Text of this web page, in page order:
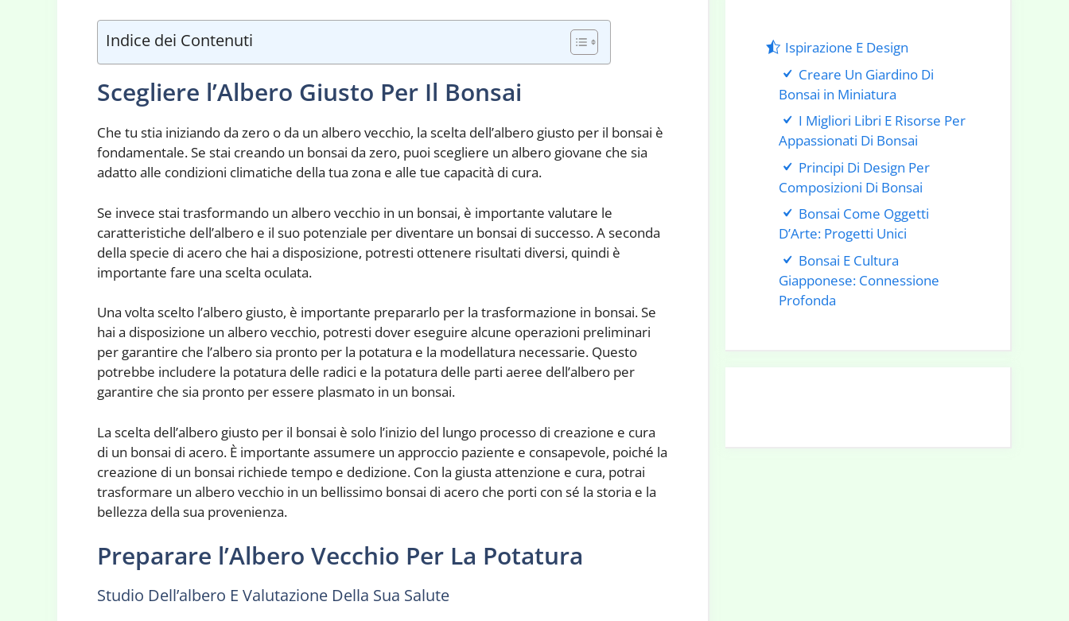
Indice dei Contenuti
Scegliere l’Albero Giusto Per Il Bonsai
Che tu stia iniziando da zero o da un albero vecchio, la scelta dell’albero giusto per il bonsai è
fondamentale. Se stai creando un bonsai da zero, puoi scegliere un albero giovane che sia
adatto alle condizioni climatiche della tua zona e alle tue capacità di cura.
Se invece stai trasformando un albero vecchio in un bonsai, è importante valutare le
caratteristiche dell’albero e il suo potenziale per diventare un bonsai di successo. A seconda
della specie di acero che hai a disposizione, potresti ottenere risultati diversi, quindi è
importante fare una scelta oculata.
Una volta scelto l’albero giusto, è importante prepararlo per la trasformazione in bonsai. Se
hai a disposizione un albero vecchio, potresti dover eseguire alcune operazioni preliminari
per garantire che l’albero sia pronto per la potatura e la modellatura necessarie. Questo
potrebbe includere la potatura delle radici e la potatura delle parti aeree dell’albero per
garantire che sia pronto per essere plasmato in un bonsai.
La scelta dell’albero giusto per il bonsai è solo l’inizio del lungo processo di creazione e cura
di un bonsai di acero. È importante assumere un approccio paziente e consapevole, poiché la
creazione di un bonsai richiede tempo e dedizione. Con la giusta attenzione e cura, potrai
trasformare un albero vecchio in un bellissimo bonsai di acero che porti con sé la storia e la
bellezza della sua provenienza.
Preparare l’Albero Vecchio Per La Potatura
Studio Dell’albero E Valutazione Della Sua Salute
Ispirazione E Design
Creare Un Giardino Di
Bonsai in Miniatura
I Migliori Libri E Risorse Per
Appassionati Di Bonsai
Principi Di Design Per
Composizioni Di Bonsai
Bonsai Come Oggetti
D’Arte: Progetti Unici
Bonsai E Cultura
Giapponese: Connessione
Profonda